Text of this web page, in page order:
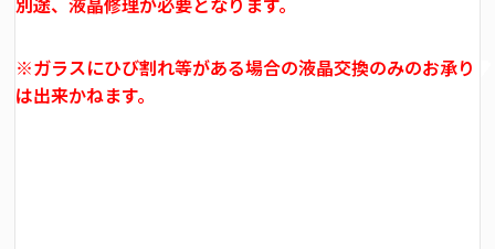
※ガラスにひび割れ等がある場合の液晶交換のみのお承り
は出来かねます。